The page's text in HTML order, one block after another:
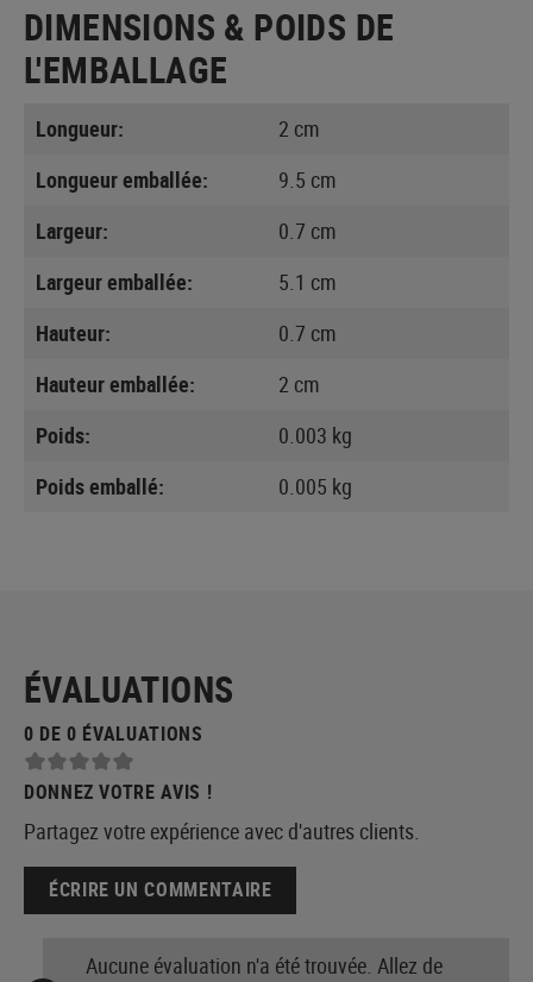
DIMENSIONS & POIDS DE
L'EMBALLAGE
Longueur:
2 cm
Longueur emballée:
9.5 cm
Largeur:
0.7 cm
Largeur emballée:
5.1 cm
Hauteur:
0.7 cm
Hauteur emballée:
2 cm
Poids:
0.003 kg
Poids emballé:
0.005 kg
ÉVALUATIONS
0 DE 0 ÉVALUATIONS
DONNEZ VOTRE AVIS !
Partagez votre expérience avec d'autres clients.
ÉCRIRE UN COMMENTAIRE
Aucune évaluation n'a été trouvée. Allez de